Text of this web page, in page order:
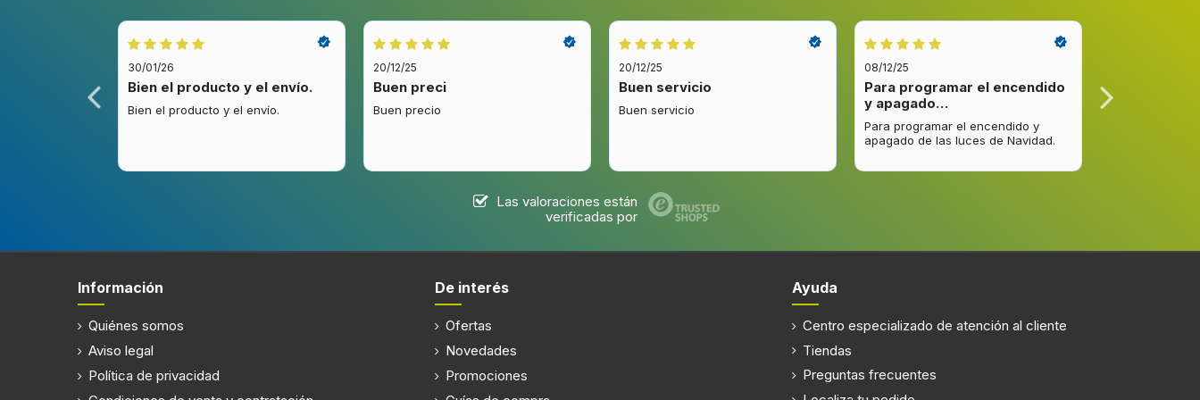
Color del producto Blanco
Tipo de control Tocar
Diámetro de la conexión de escape
Número de motores 1
Motor incluido
Filtro lavable
Alumbrado
Número de bombillas LED
30/01/26
Bien el producto y el envío.
Bien el producto y el envío.
20/12/25
Buen preci
Buen precio
20/12/25
Buen servicio
Buen servicio
08/12/25
Para programar el encendido
y apagado…
Para programar el encendido y
apagado de las luces de Navidad.
venta y…
Las valoraciones están
verificadas por
Información
Quiénes somos
Aviso legal
Política de privacidad
De interés
Ofertas
Novedades
Promociones
Ayuda
Centro especializado de atención al cliente
Tiendas
Preguntas frecuentes